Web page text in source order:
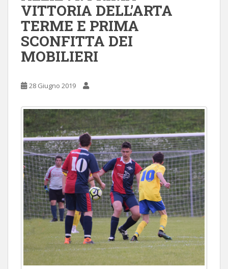
VITTORIA DELL’ARTA
TERME E PRIMA
SCONFITTA DEI
MOBILIERI
28 Giugno 2019